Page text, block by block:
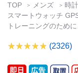
TOP メンズ 時計
スマートウォッチ
トレーニングのため
(2326)